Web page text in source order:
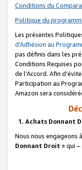
Conditions du
Politique du
Les présentes
d’Adhésion au
pas définis dans les
Conditions Requises
de l'Accord. Afin
Participation au
Amazon sera
1. Achats Donnant
Nous nous engageons
Donnant Droit » qui